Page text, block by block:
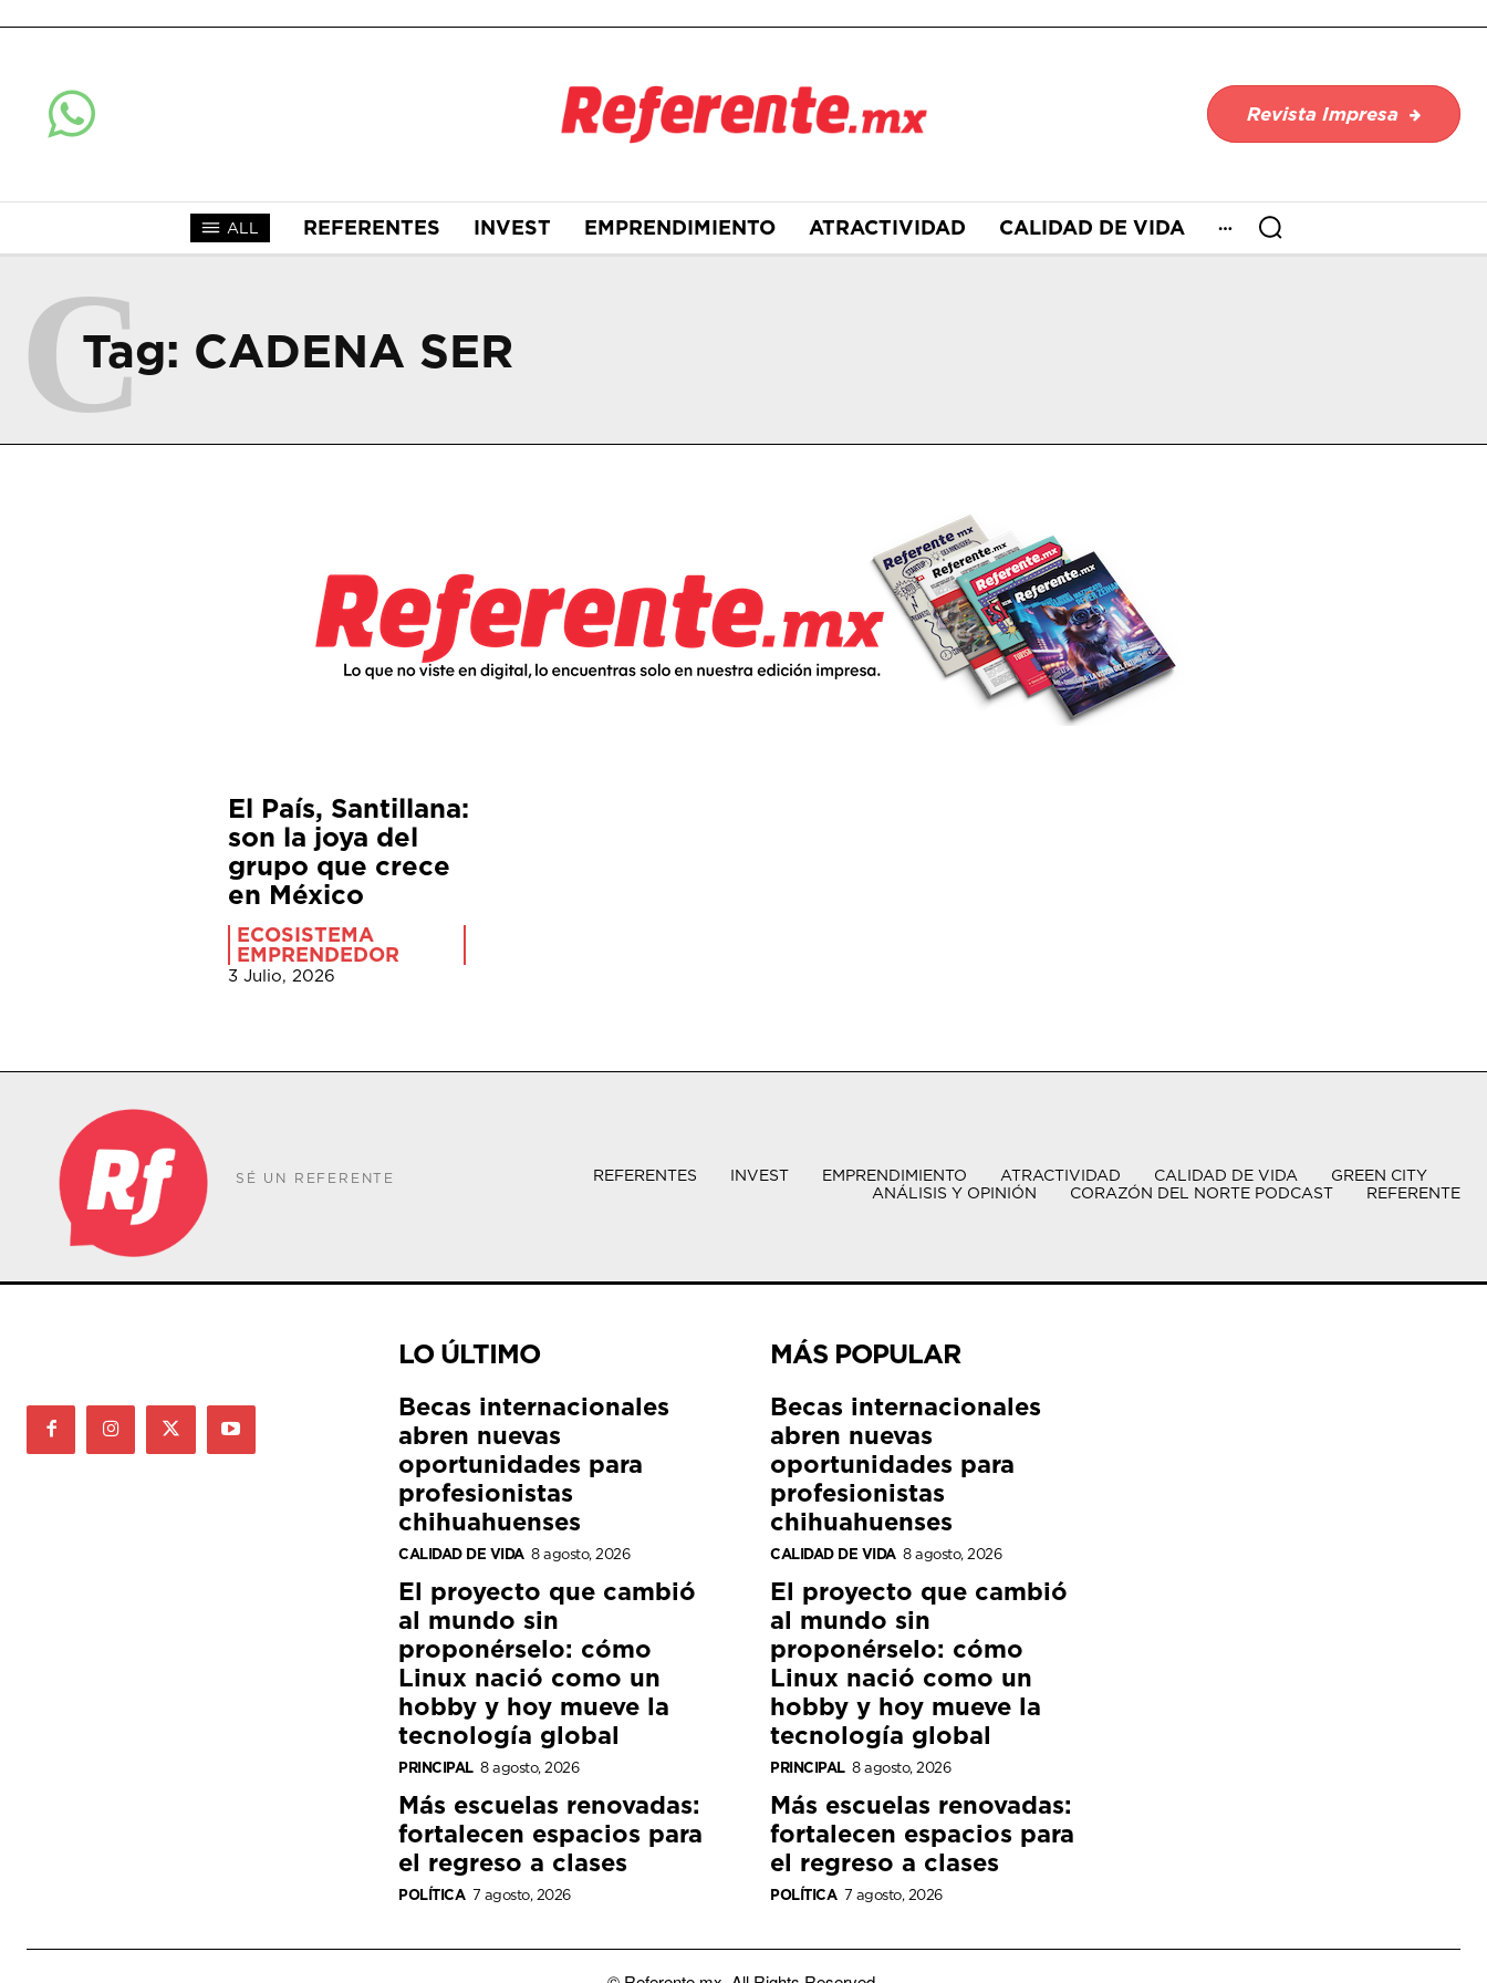
Revista Impresa
ALL REFERENTES INVEST EMPRENDIMIENTO ATRACTIVIDAD CALIDAD DE VIDA
Tag: CADENA SER
C
El País, Santillana:
son la joya del
grupo que crece
en México
ECOSISTEMA
EMPRENDEDOR
3 Julio, 2026
SÉ UN REFERENTE REFERENTES INVEST EMPRENDIMIENTO ATRACTIVIDAD CALIDAD DE VIDA
GREEN CITY
ANÁLISIS Y OPINIÓN
CORAZÓN DEL NORTE PODCAST REFERENTE
LO ÚLTIMO
Becas internacionales
abren nuevas
oportunidades para
profesionistas
chihuahuenses
CALIDAD DE VIDA 8 agosto, 2026
El proyecto que cambió
al mundo sin
proponérselo: cómo
Linux nació como un
hobby y hoy mueve la
tecnología global
PRINCIPAL 8 agosto, 2026
Más escuelas renovadas:
fortalecen espacios para
el regreso a clases
POLÍTICA 7 agosto, 2026
MÁS POPULAR
Becas internacionales
abren nuevas
oportunidades para
profesionistas
chihuahuenses
CALIDAD DE VIDA 8 agosto, 2026
El proyecto que cambió
al mundo sin
proponérselo: cómo
Linux nació como un
hobby y hoy mueve la
tecnología global
PRINCIPAL 8 agosto, 2026
Más escuelas renovadas:
fortalecen espacios para
el regreso a clases
POLÍTICA 7 agosto, 2026